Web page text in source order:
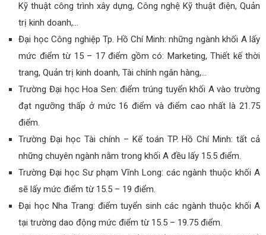
Kỹ thuật công trình xây dựng, Công nghệ Kỹ thuật điện, Quản
trị kinh doanh,…
Đại học Công nghiệp Tp. Hồ Chí Minh: những ngành khối A lấy
mức điểm từ 15 – 17 điểm gồm có: Marketing, Thiết kế thời
trang, Quản trị kinh doanh, Tài chính ngân hàng,…
Trường Đại học Hoa Sen: điểm trúng tuyển khối A vào trường
đạt ngưỡng thấp ở mức 16 điểm và điểm cao nhất là 21.75
điểm.
Trường Đại học Tài chính – Kế toán TP. Hồ Chí Minh: tất cả
những chuyên ngành nằm trong khối A đều lấy 15.5 điểm.
Trường Đại học Sư phạm Vĩnh Long: các ngành thuộc khối A
sẽ lấy mức điểm từ 15.5 – 19 điểm.
Đại học Nha Trang: điểm tuyển sinh các ngành thuộc khối A
tại trường dao động mức điểm từ 15.5 – 19.75 điểm.